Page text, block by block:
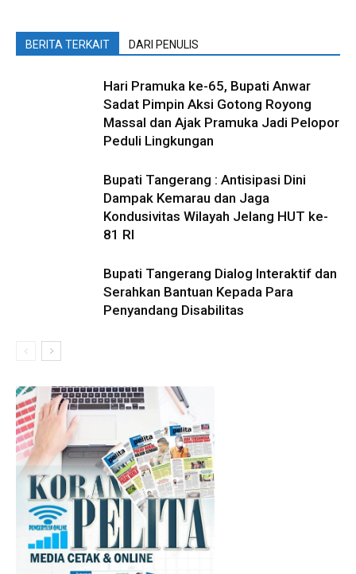
BERITA TERKAIT DARI PENULIS
Hari Pramuka ke-65, Bupati Anwar
Sadat Pimpin Aksi Gotong Royong
Massal dan Ajak Pramuka Jadi Pelopor
Peduli Lingkungan
Bupati Tangerang : Antisipasi Dini
Dampak Kemarau dan Jaga
Kondusivitas Wilayah Jelang HUT ke-
81 RI
Bupati Tangerang Dialog Interaktif dan
Serahkan Bantuan Kepada Para
Penyandang Disabilitas